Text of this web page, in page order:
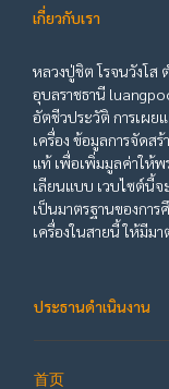
เกี่ยวกับเรา
หลวงปู่ชิต โรจนวังโส
อุบลราชธานี
อัตชีวประวัติ การเผย
เครื่อง ข้อมูลการจัดส
แท้ เพื่อเพิ่มมูลค่าให้พ
เลียนแบบ เวบไซต์นี้
เป็นมาตรฐานของกา
เครื่องในสายนี้ ให้มีม
ประธานดำเนินงาน
首页